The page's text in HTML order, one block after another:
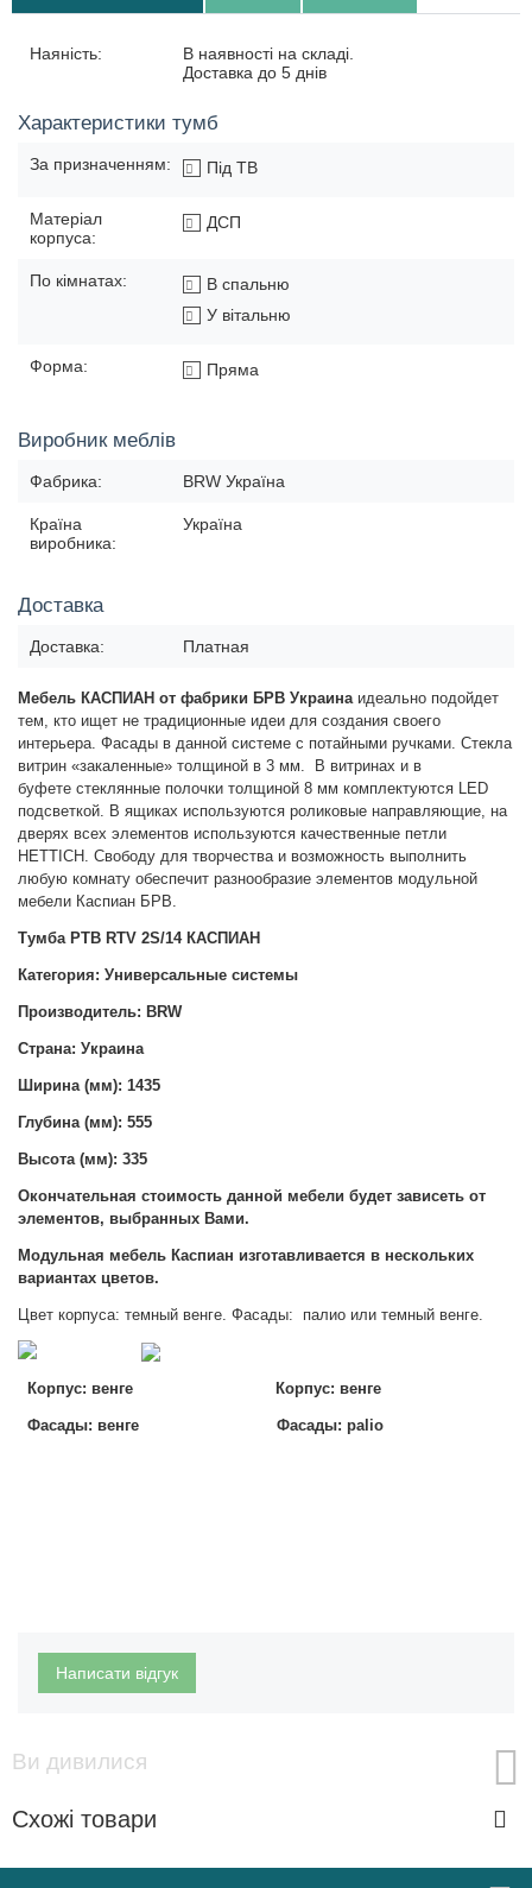
Наяність:
В наявності на складі.
Доставка до 5 днів
Характеристики тумб
За призначенням: Під ТВ
Матеріал
корпуса:
ДСП
По кімнатах:
В спальню
У вітальню
Форма: Пряма
Виробник меблів
Фабрика: BRW Україна
Країна
виробника:
Україна
Доставка
Доставка: Платная
Мебель КАСПИАН от фабрики БРВ Украина идеально подойдет
тем, кто ищет не традиционные идеи для создания своего
интерьера. Фасады в данной системе с потайными ручками. Стекла
витрин «закаленные» толщиной в 3 мм.
В витринах и в
буфете стеклянные полочки толщиной 8 мм комплектуются LED
подсветкой. В ящиках используются роликовые направляющие, на
дверях всех элементов используются качественные петли
HETTICH. Свободу для творчества и возможность выполнить
любую комнату обеспечит разнообразие элементов модульной
мебели Каспиан БРВ.
Тумба РТВ RTV 2S/14 КАСПИАН
Категория: Универсальные системы
Производитель: BRW
Страна: Украина
Ширина (мм): 1435
Глубина (мм): 555
Высота (мм): 335
Окончательная стоимость данной мебели будет зависеть от
элементов, выбранных Вами.
Модульная мебель Каспиан изготавливается в нескольких
вариантах цветов.
Цвет корпуса: темный венге. Фасады: палио или темный венге.
Корпус: венге Корпус: венге
Фасады: венге Фасады: palio
Написати відгук
Ви дивилися
Схожі товари